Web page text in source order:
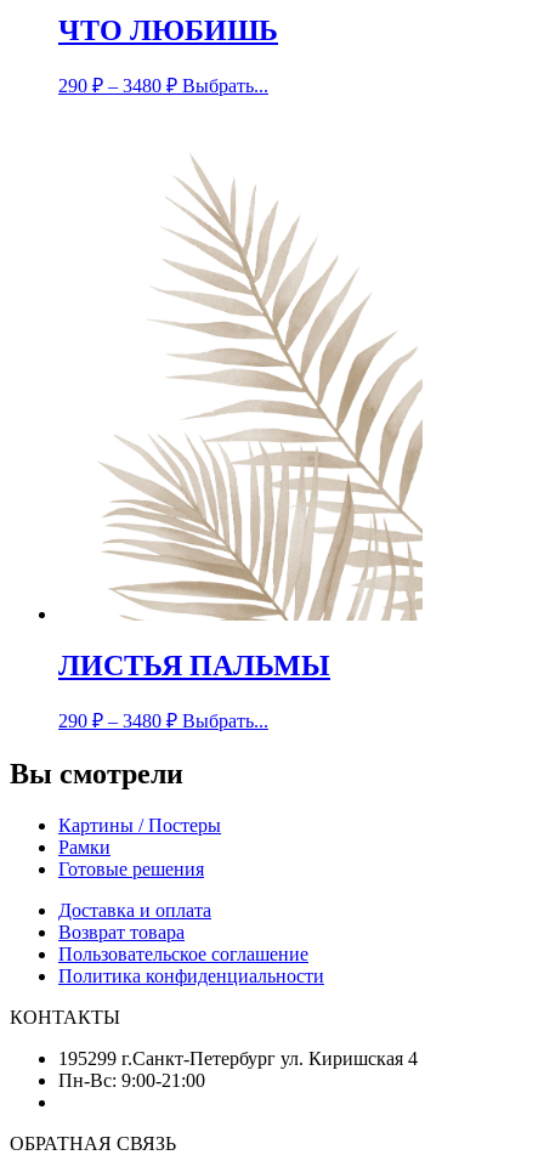
ЧТО ЛЮБИШЬ
290 ₽ – 3480 ₽ Выбрать...
ЛИСТЬЯ ПАЛЬМЫ
290 ₽ – 3480 ₽ Выбрать...
Вы смотрели
Картины / Постеры
Рамки
Готовые решения
Доставка и оплата
Возврат товара
Пользовательское соглашение
Политика конфиденциальности
КОНТАКТЫ
195299 г.Санкт-Петербург ул. Киришская 4
Пн-Вс: 9:00-21:00
ОБРАТНАЯ СВЯЗЬ